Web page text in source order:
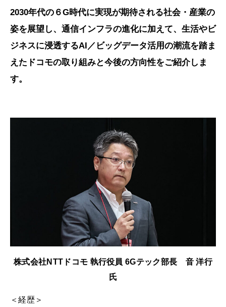
2030年代の６G時代に実現が期待される社会・産業の
姿を展望し、通信インフラの進化に加えて、生活やビ
ジネスに浸透するAI／ビッグデータ活用の潮流を踏ま
えたドコモの取り組みと今後の方向性をご紹介しま
す。
株式会社NTTドコモ 執行役員 6Gテック部長 音 洋行
氏
＜経歴＞